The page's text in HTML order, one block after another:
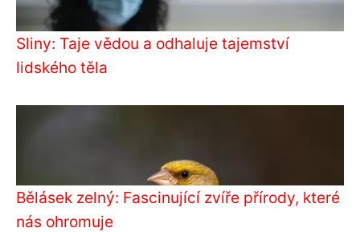
Sliny: Taje vědou a odhaluje tajemství
lidského těla
Bělásek zelný: Fascinující zvíře přírody, které
nás ohromuje